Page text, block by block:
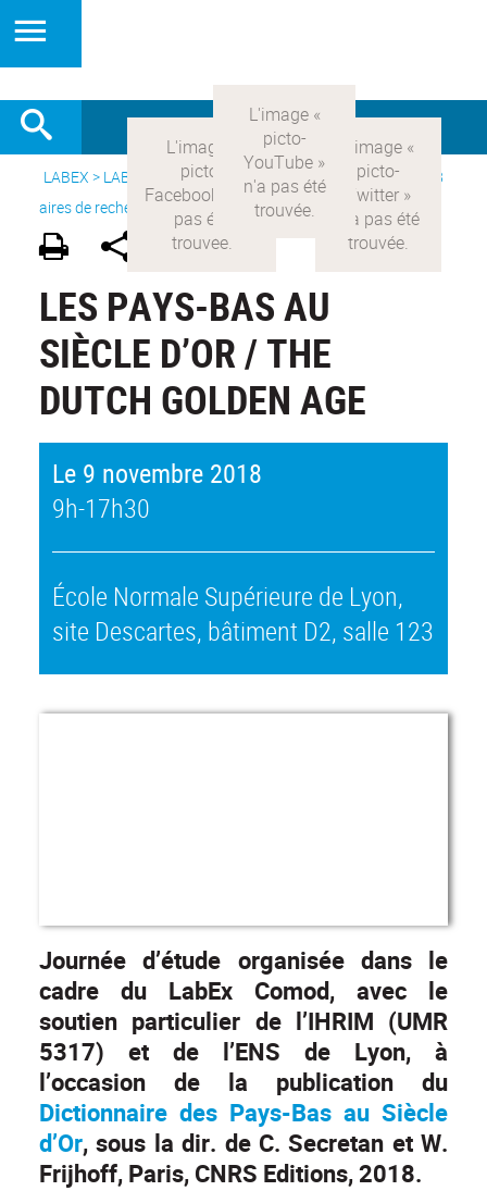
LABEX > LABEX COMOD> Version française > Recherche >
8
aires de recherche> Modernités néerlandaises
LES PAYS-BAS AU
SIÈCLE D’OR / THE
DUTCH GOLDEN AGE
Le 9 novembre 2018
9h-17h30
École Normale Supérieure de Lyon,
site Descartes, bâtiment D2, salle 123
Journée d’étude organisée dans le
cadre du LabEx Comod, avec le
soutien particulier de l’IHRIM (UMR
5317) et de l’ENS de Lyon, à
l’occasion de la publication du
Dictionnaire des Pays-Bas au Siècle
d’Or, sous la dir. de C. Secretan et W.
Frijhoff, Paris, CNRS Editions, 2018.